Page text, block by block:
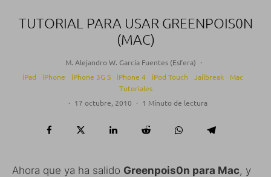
TUTORIAL PARA USAR GREENPOIS0N
(MAC)
M. Alejandro W. García Fuentes (Esfera) ·
iPad
iPhone iPhone 3G S iPhone 4 iPod Touch Jailbreak
Mac
Tutoriales
· 17 octubre, 2010 · 1 Minuto de lectura
Ahora que ya ha salido Greenpois0n para Mac, y